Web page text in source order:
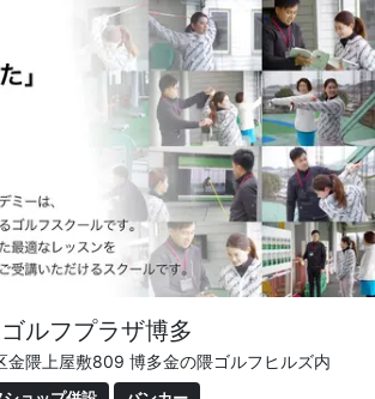
レッスン
フアカデミーのステップアップシステム
クラブを握る初心者の方から、伸び悩
と楽しみたい人、プロを目指すジュニ
にあわせたレッスンが可能です。
たレッスン
少人数制レッスンです。
60分～70分です。
ルフプラザ博多
金隈上屋敷809 博多金の隈ゴルフヒルズ内